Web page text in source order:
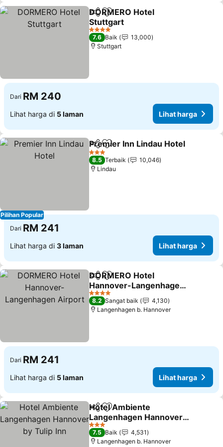
KongsiTambah ke favorit
DORMERO Hotel
Stuttgart
Lihat harga
4 Bintang
7.6 Baik
13,000
Stuttgart
Dari RM 240
Lihat harga di 5 laman Lihat harga
Pilihan Popular
KongsiTambah ke favorit
Premier Inn Lindau Hotel
3 Bintang
8.5 Terbaik
10,046
Lindau
Dari RM 241
Lihat harga di 3 laman Lihat harga
KongsiTambah ke favorit
DORMERO Hotel
Hannover-Langenhagen
Airport
Lihat harga
4 Bintang
8.2 Sangat baik
4,130
Langenhagen b. Hannover
Dari RM 241
Lihat harga di 5 laman Lihat harga
KongsiTambah ke favorit
Hotel Ambiente
Langenhagen Hannover
by Tulip Inn
Lihat harga
3 Bintang
7.5 Baik
4,531
Langenhagen b. Hannover